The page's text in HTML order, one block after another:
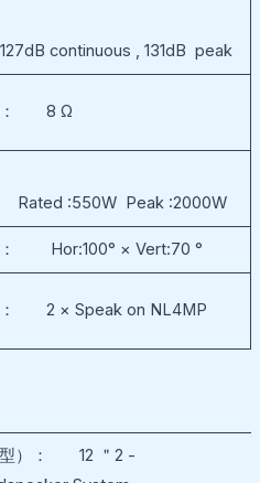
continuous , 131dB peak
： 8 Ω
:550W Peak :2000W
： Hor:100° × Vert:70 °
： 2 × Speak on NL4MP
型）： 12 ＂2 -